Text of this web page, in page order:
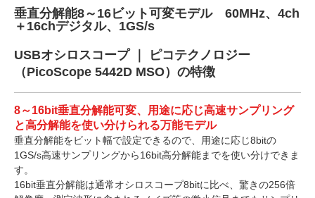
垂直分解能8～16ビット可変モデル 60MHz、4ch
＋16chデジタル、1GS/s
USBオシロスコープ ｜ ピコテクノロジー
（PicoScope 5442D MSO）の特徴
8～16bit垂直分解能可変、用途に応じ高速サンプリング
と高分解能を使い分けられる万能モデル
垂直分解能をビット幅で設定できるので、用途に応じ8bitの
1GS/s高速サンプリングから16bit高分解能までを使い分けできま
す。
16bit垂直分解能は通常オシロスコープ8bitに比べ、驚きの256倍